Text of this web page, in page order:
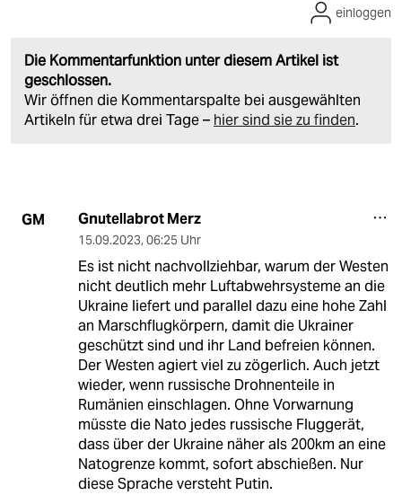
Die Kommentarfunktion unter diesem Artikel ist
geschlossen.
Wir öffnen die Kommentarspalte bei ausgewählten
Artikeln für etwa drei Tage – hier sind sie zu finden.
einloggen
GM Gnutellabrot Merz
15.09.2023, 06:25 Uhr
Es ist nicht nachvollziehbar, warum der Westen
nicht deutlich mehr Luftabwehrsysteme an die
Ukraine liefert und parallel dazu eine hohe Zahl
an Marschflugkörpern, damit die Ukrainer
geschützt sind und ihr Land befreien können.
Der Westen agiert viel zu zögerlich. Auch jetzt
wieder, wenn russische Drohnenteile in
Rumänien einschlagen. Ohne Vorwarnung
müsste die Nato jedes russische Fluggerät,
dass über der Ukraine näher als 200km an eine
Natogrenze kommt, sofort abschießen. Nur
diese Sprache versteht Putin.